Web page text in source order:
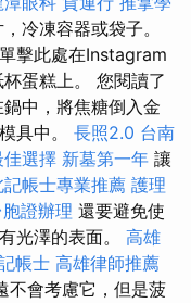
冷凍容器或袋子。
擊此處在Instagram
蛋糕上。 您閱讀了
中，將焦糖倒入金
具中。 長照2.0 台南
選擇 新墓第一年 讓
記帳士專業推薦 護理
胞證辦理 還要避免使
光澤的表面。 高雄
帳士 高雄律師推薦
不會考慮它，但是菠